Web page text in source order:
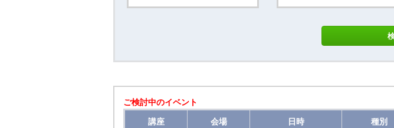
ご検討中のイベント
講座 会場 日時 種別